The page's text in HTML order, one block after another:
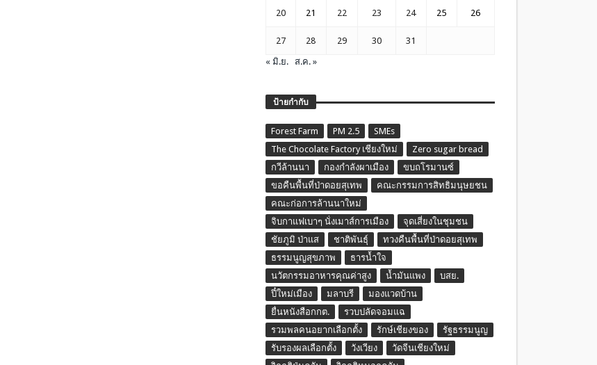
20 21 22 23 24 25 26
27 28 29 30
31
« มิ.ย.
ส.ค. »
ป้ายกำกับ
Forest Farm PM 2.5
SMEs
The Chocolate Factory เชียงใหม่
Zero sugar bread
กวีล้านนา
กองกำลังผาเมือง
ขบถโรมานซ์
ขอคืนพื้นที่ป่าดอยสุเทพ
คณะกรรมการสิทธิมนุษยชน
คณะก่อการล้านนาใหม่
จิบกาแฟเบาๆ นั่งเมาส์การเมือง
จุดเสี่ยงในชุมชน
ชัยภูมิ ป่าแส
ชาติพันธุ์
ทวงคืนพื้นที่ป่าดอยสุเทพ
ธรรมนูญสุขภาพ
ธารน้ำใจ
นวัตกรรมอาหารคุณค่าสูง
น้ำมันแพง
บสย.
ปี๋ใหม่เมือง
มลาบรี
มองแวดบ้าน
ยื่นหนังสือกกต.
รวบปลัดจอมแฉ
รวมพลคนอยากเลือกตั้ง
รักษ์เชียงของ
รัฐธรรมนูญ
รับรองผลเลือกตั้ง
วังเวียง
วัดจีนเชียงใหม่